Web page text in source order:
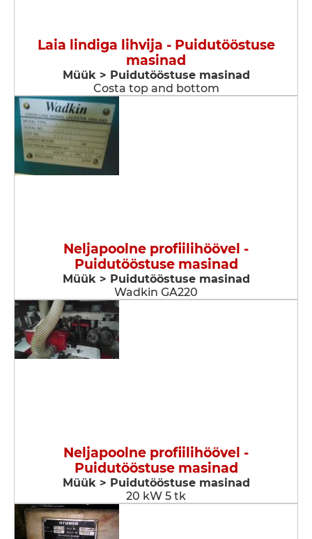
Laia lindiga lihvija - Puidutööstuse
masinad
Müük > Puidutööstuse masinad
Costa top and bottom
Neljapoolne profiilihöövel -
Puidutööstuse masinad
Müük > Puidutööstuse masinad
Wadkin GA220
Neljapoolne profiilihöövel -
Puidutööstuse masinad
Müük > Puidutööstuse masinad
20 kW 5 tk